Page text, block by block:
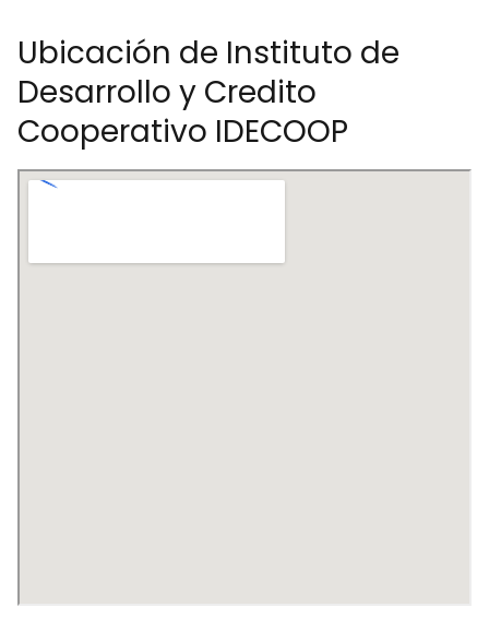
Ubicación de Instituto de
Desarrollo y Credito
Cooperativo IDECOOP